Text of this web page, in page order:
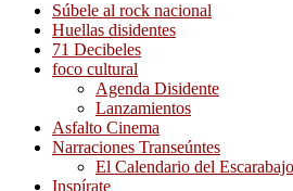
Súbele al rock nacional
Huellas disidentes
71 Decibeles
foco cultural
Agenda Disidente
Lanzamientos
Asfalto Cinema
Narraciones Transeúntes
El Calendario del Escarabajo
Inspírate